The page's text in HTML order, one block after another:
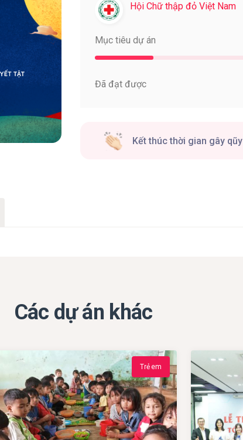
Hội Chữ thập đỏ Việt Nam
Mục tiêu dự án
Đã đạt được
Kết thúc thời gian gây qũy
Các dự án khác
Trẻ em